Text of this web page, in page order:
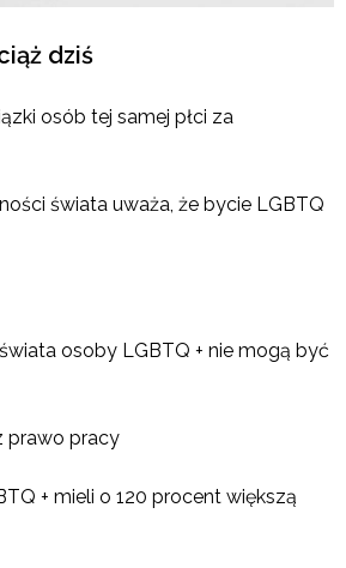
dziś
osób tej samej płci za
świata uważa, że ​​bycie LGBTQ
osoby LGBTQ + nie mogą być
prawo pracy
+ mieli o 120 procent większą